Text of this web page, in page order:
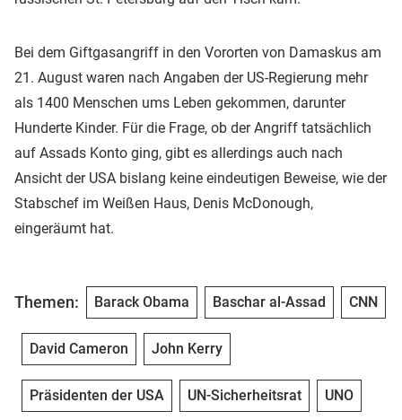
Bei dem Giftgasangriff in den Vororten von Damaskus am
21. August waren nach Angaben der US-Regierung mehr
als 1400 Menschen ums Leben gekommen, darunter
Hunderte Kinder. Für die Frage, ob der Angriff tatsächlich
auf Assads Konto ging, gibt es allerdings auch nach
Ansicht der USA bislang keine eindeutigen Beweise, wie der
Stabschef im Weißen Haus, Denis McDonough,
eingeräumt hat.
Themen: Barack Obama Baschar al-Assad CNN
David Cameron John Kerry
Präsidenten der USA UN-Sicherheitsrat UNO